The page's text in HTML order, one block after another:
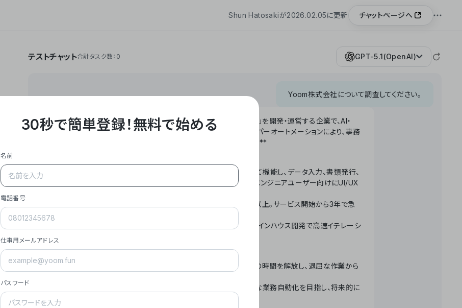
Shun Hatosakiが2026.02.05に更新 チャットページへ
テストチャット合計タスク数：0 GPT-5.1(OpenAI)
Yoom株式会社について調査してください。
**Yoom株式会社は、ビジネスオートメーションSaaS「Yoom」を開発・運営する企業で、AI・
API・RPA・OCRなどの技術をノーコードで組み合わせたハイパーオートメーションにより、事務
作業やデスクワークを自動化するサービスを提供しています。**
- **主力プロダクト「Yoom」**: SaaS連携データベースとして機能し、データ入力、書類発行、
メール対応、請求書処理、日報作成などの業務を自動化。非エンジニアユーザー向けにUI/UX
- **実績**: 国内利用社数20,000社超、直近成長率300%以上。サービス開始から3年で急
- **強み**: すべての自動化技術を1プラットフォームで完結。インハウス開発で高速イテレーシ
- **ミッション**: 「We Make Time」 – テクノロジーで人々の時間を解放し、退屈な作業から
- **ビジョン**: 「Global Business Automation」 – 世界的な業務自動化を目指し、将来的に
30秒で簡単登録！無料で始める
名前
電話番号
仕事用メールアドレス
パスワード